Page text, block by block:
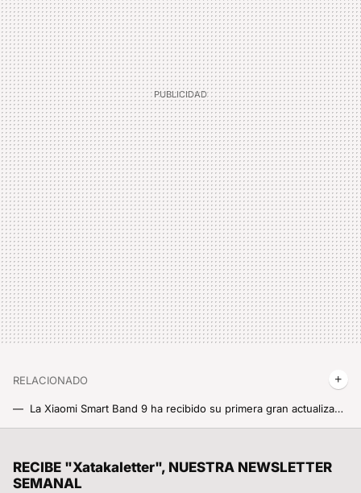
RELACIONADO
La Xiaomi Smart Band 9 ha recibido su primera gran actualización y ya no hay excusas para no comprártela. Estos son todas las novedades que incluye
RECIBE "Xatakaletter", NUESTRA NEWSLETTER
SEMANAL